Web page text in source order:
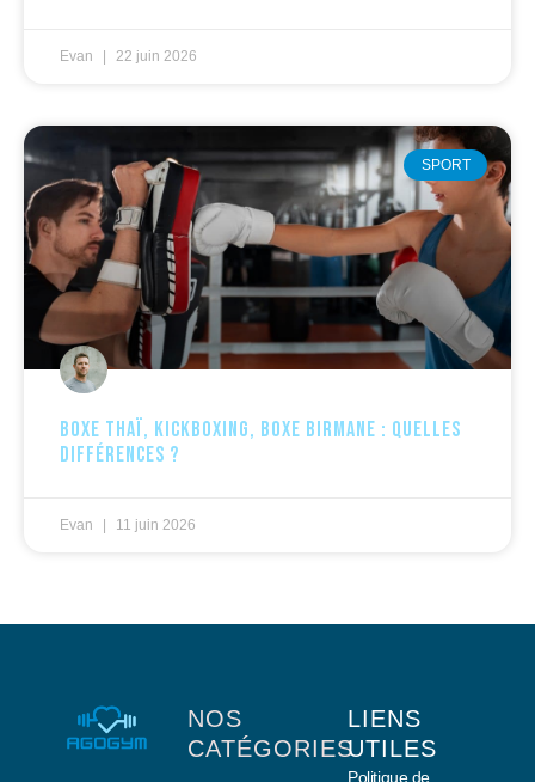
Evan 22 juin 2026
SPORT
Boxe thaï, kickboxing, boxe birmane : quelles
différences ?
Evan 11 juin 2026
NOS
CATÉGORIES
LIENS
UTILES
Politique de